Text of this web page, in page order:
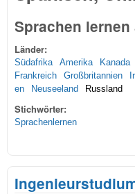
Sprachen
Länder:
Südafrika Amerika Kanada
Frankreich
Großbritannien
en
Neuseeland Russland
Stichwörter:
Sprachenlernen